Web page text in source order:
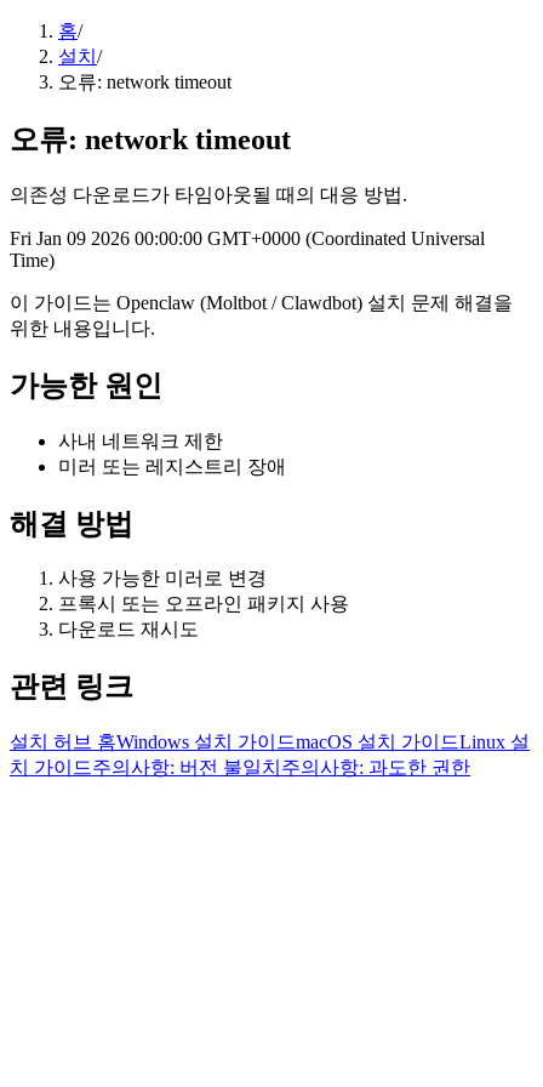
홈/
설치 /
오류: network timeout
오류: network timeout
의존성 다운로드가 타임아웃될 때의 대응 방법.
Fri Jan 09 2026 00:00:00 GMT+0000 (Coordinated Universal
Time)
이 가이드는 Openclaw (Moltbot / Clawdbot) 설치 문제 해결을
위한 내용입니다.
가능한 원인
사내 네트워크 제한
미러 또는 레지스트리 장애
해결 방법
사용 가능한 미러로 변경
프록시 또는 오프라인 패키지 사용
다운로드 재시도
관련 링크
설치 허브 홈Windows 설치 가이드macOS 설치 가이드Linux 설
치 가이드주의사항: 버전 불일치 주의사항: 과도한 권한